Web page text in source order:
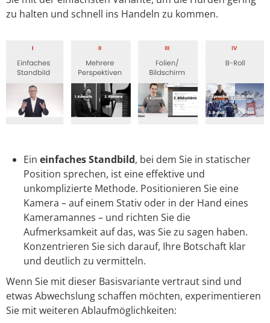
zu halten und schnell ins Handeln zu kommen.
Ein einfaches Standbild, bei dem Sie in statischer
Position sprechen, ist eine effektive und
unkomplizierte Methode. Positionieren Sie eine
Kamera – auf einem Stativ oder in der Hand eines
Kameramannes – und richten Sie die
Aufmerksamkeit auf das, was Sie zu sagen haben.
Konzentrieren Sie sich darauf, Ihre Botschaft klar
und deutlich zu vermitteln.
Wenn Sie mit dieser Basisvariante vertraut sind und
etwas Abwechslung schaffen möchten, experimentieren
Sie mit weiteren Ablaufmöglichkeiten: